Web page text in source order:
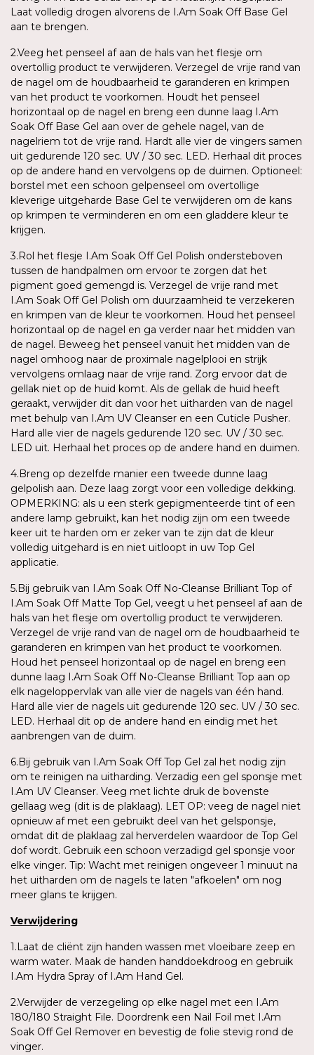
Laat volledig drogen alvorens de I.Am Soak Off Base Gel
aan te brengen.
2.Veeg het penseel af aan de hals van het flesje om
overtollig product te verwijderen. Verzegel de vrije rand van
de nagel om de houdbaarheid te garanderen en krimpen
van het product te voorkomen. Houdt het penseel
horizontaal op de nagel en breng een dunne laag I.Am
Soak Off Base Gel aan over de gehele nagel, van de
nagelriem tot de vrije rand. Hardt alle vier de vingers samen
uit gedurende 120 sec. UV / 30 sec. LED. Herhaal dit proces
op de andere hand en vervolgens op de duimen. Optioneel:
borstel met een schoon gelpenseel om overtollige
kleverige uitgeharde Base Gel te verwijderen om de kans
op krimpen te verminderen en om een gladdere kleur te
krijgen.
3.Rol het flesje I.Am Soak Off Gel Polish ondersteboven
tussen de handpalmen om ervoor te zorgen dat het
pigment goed gemengd is. Verzegel de vrije rand met
I.Am Soak Off Gel Polish om duurzaamheid te verzekeren
en krimpen van de kleur te voorkomen. Houd het penseel
horizontaal op de nagel en ga verder naar het midden van
de nagel. Beweeg het penseel vanuit het midden van de
nagel omhoog naar de proximale nagelplooi en strijk
vervolgens omlaag naar de vrije rand. Zorg ervoor dat de
gellak niet op de huid komt. Als de gellak de huid heeft
geraakt, verwijder dit dan voor het uitharden van de nagel
met behulp van I.Am UV Cleanser en een Cuticle Pusher.
Hard alle vier de nagels gedurende 120 sec. UV / 30 sec.
LED uit. Herhaal het proces op de andere hand en duimen.
4.Breng op dezelfde manier een tweede dunne laag
gelpolish aan. Deze laag zorgt voor een volledige dekking.
OPMERKING: als u een sterk gepigmenteerde tint of een
andere lamp gebruikt, kan het nodig zijn om een tweede
keer uit te harden om er zeker van te zijn dat de kleur
volledig uitgehard is en niet uitloopt in uw Top Gel
applicatie.
5.Bij gebruik van I.Am Soak Off No-Cleanse Brilliant Top of
I.Am Soak Off Matte Top Gel, veegt u het penseel af aan de
hals van het flesje om overtollig product te verwijderen.
Verzegel de vrije rand van de nagel om de houdbaarheid te
garanderen en krimpen van het product te voorkomen.
Houd het penseel horizontaal op de nagel en breng een
dunne laag I.Am Soak Off No-Cleanse Brilliant Top aan op
elk nageloppervlak van alle vier de nagels van één hand.
Hard alle vier de nagels uit gedurende 120 sec. UV / 30 sec.
LED. Herhaal dit op de andere hand en eindig met het
aanbrengen van de duim.
6.Bij gebruik van I.Am Soak Off Top Gel zal het nodig zijn
om te reinigen na uitharding. Verzadig een gel sponsje met
I.Am UV Cleanser. Veeg met lichte druk de bovenste
gellaag weg (dit is de plaklaag). LET OP: veeg de nagel niet
opnieuw af met een gebruikt deel van het gelsponsje,
omdat dit de plaklaag zal herverdelen waardoor de Top Gel
dof wordt. Gebruik een schoon verzadigd gel sponsje voor
elke vinger. Tip: Wacht met reinigen ongeveer 1 minuut na
het uitharden om de nagels te laten "afkoelen" om nog
meer glans te krijgen.
Verwijdering
1.Laat de cliënt zijn handen wassen met vloeibare zeep en
warm water. Maak de handen handdoekdroog en gebruik
I.Am Hydra Spray of I.Am Hand Gel.
2.Verwijder de verzegeling op elke nagel met een I.Am
180/180 Straight File. Doordrenk een Nail Foil met I.Am
Soak Off Gel Remover en bevestig de folie stevig rond de
vinger.